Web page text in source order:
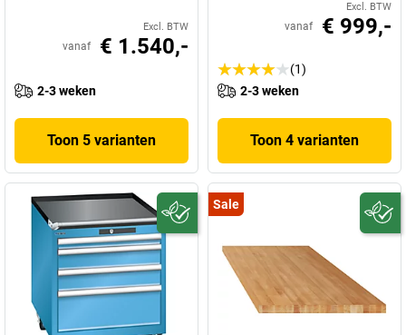
Excl. BTW
vanaf € 1.540,-
2-3 weken
Toon 5 varianten
Excl. BTW
vanaf € 999,-
(1)
2-3 weken
Toon 4 varianten
Sale